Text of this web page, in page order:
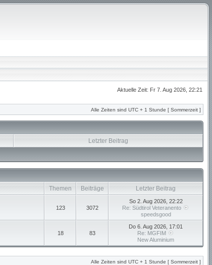
Aktuelle Zeit: Fr 7. Aug 2026, 22:21
Alle Zeiten sind UTC + 1 Stunde [ Sommerzeit ]
Letzter Beitrag
Themen Beiträge Letzter Beitrag
123 3072
So 2. Aug 2026, 22:22
Re: Südtirol Veteranento
speedsgood
18 83
Do 6. Aug 2026, 17:01
Re: MGFIM
New Aluminium
Alle Zeiten sind UTC + 1 Stunde [ Sommerzeit ]